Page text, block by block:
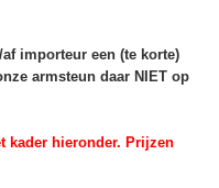
importeur een (te korte)
armsteun daar NIET op
kader hieronder. Prijzen